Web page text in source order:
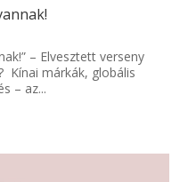
– Elvesztett verseny
Kínai márkák, globális
– az...